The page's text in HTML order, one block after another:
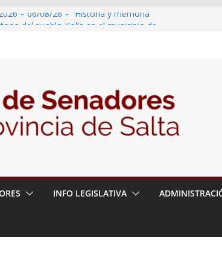
– 06/08/26 – “Historia y memoria
– 06/08/26 – Presentación del libro
del Dr. Víctor Alfredo Frías
– 06/08/26 – 82° Edición de la Expo
INFO LEGISLATIVA